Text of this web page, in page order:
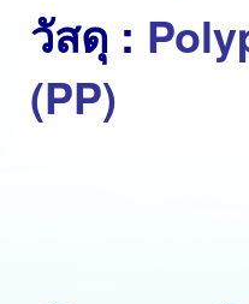
วัสดุ :
(PP)